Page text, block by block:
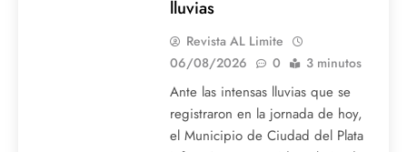
lluvias
Revista AL Limite
06/08/2026
0 3 minutos
Ante las intensas lluvias que se
registraron en la jornada de hoy,
el Municipio de Ciudad del Plata